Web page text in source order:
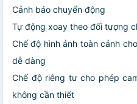
Cảnh báo chuyển động
Tự động xoay theo đối tượng
Chế độ hình ảnh toàn cảnh
dễ dàng
Chế độ riêng tư cho phép
không cần thiết